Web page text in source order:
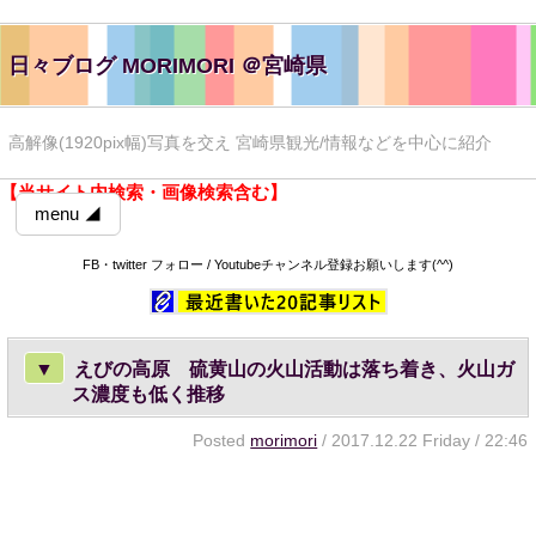
日々ブログ MORIMORI ＠宮崎県
高解像(1920pix幅)写真を交え 宮崎県観光/情報などを中心に紹介
【当サイト内検索・画像検索含む】
menu ◢
FB・twitter フォロー / Youtubeチャンネル登録お願いします(^^)
▼
えびの高原 硫黄山の火山活動は落ち着き、火山ガ
ス濃度も低く推移
Posted morimori / 2017.12.22 Friday / 22:46